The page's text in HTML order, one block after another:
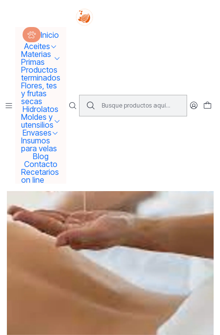
Inicio
Aceites
Materias
Primas
Productos
terminados
Flores, tes
y frutas
secas
Hidrolatos
Moldes y
utensilios
Envases
Insumos
para velas
Blog
Contacto
Recetarios
on line
Tus sueños se concretan aquí !!!
Aceites